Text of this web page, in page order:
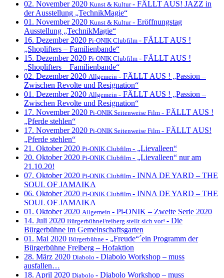
02. November 2020 Kunst & Kultur- FÄLLT AUS! JAZZ in
der Ausstellung „TechnikMagie“
01. November 2020 Kunst & Kultur- Eröffnungstag
Ausstellung „TechnikMagie“
16. Dezember 2020 Pi-ONIK Clubfilm - FÄLLT AUS !
„Shoplifters – Familienbande“
15. Dezember 2020 Pi-ONIK Clubfilm - FÄLLT AUS !
„Shoplifters – Familienbande“
02. Dezember 2020 Allgemein - FÄLLT AUS ! „Passion –
Zwischen Revolte und Resignation“
01. Dezember 2020 Allgemein - FÄLLT AUS ! „Passion –
Zwischen Revolte und Resignation“
17. November 2020 Pi-ONIK Seitenweise Film - FÄLLT AUS !
„Pferde stehlen“
17. November 2020 Pi-ONIK Seitenweise Film - FÄLLT AUS!
„Pferde stehlen“
21. Oktober 2020 Pi-ONIK Clubfilm - „Lievalleen“
20. Oktober 2020 Pi-ONIK Clubfilm - „Lievalleen“ nur am
21.10.20!
07. Oktober 2020 Pi-ONIK Clubfilm - INNA DE YARD – THE
SOUL OF JAMAIKA
06. Oktober 2020 Pi-ONIK Clubfilm - INNA DE YARD – THE
SOUL OF JAMAIKA
01. Oktober 2020 Allgemein - Pi-ONIK – Zweite Serie 2020
14. Juli 2020 BürgerbühneFreiberg stellt sich vor! - Die
Bürgerbühne im Gemeinschaftsgarten
01. Mai 2020 Bürgerbühne - „Freude“´ein Programm der
Bürgerbühne Freiberg – Hofaktion
28. März 2020 Diabolo - Diabolo Workshop – muss
ausfallen…
18. April 2020 Diabolo - Diabolo Workshop – muss